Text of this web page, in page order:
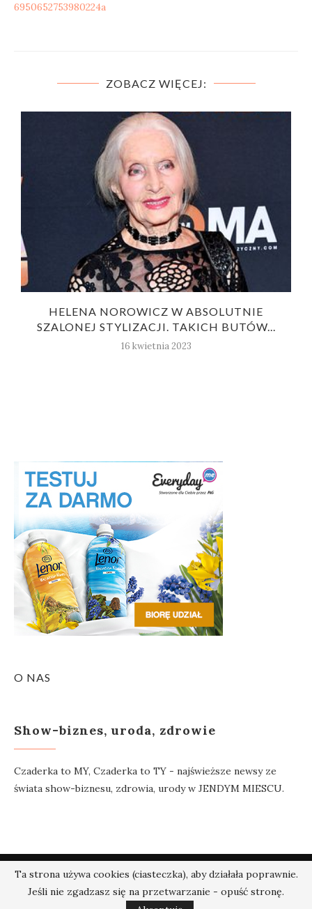
6950652753980224a
ZOBACZ WIĘCEJ:
HELENA NOROWICZ W ABSOLUTNIE
SZALONEJ STYLIZACJI. TAKICH BUTÓW...
16 kwietnia 2023
O NAS
Show-biznes, uroda, zdrowie
Czaderka to MY, Czaderka to TY - najświeższe newsy ze
świata show-biznesu, zdrowia, urody w JENDYM MIESCU.
@2018 - Czaderka.pl. Wszelkie prawa zastrzeżone.
W GÓRĘ
Ta strona używa cookies (ciasteczka), aby działała poprawnie.
Jeśli nie zgadzasz się na przetwarzanie - opuść stronę.